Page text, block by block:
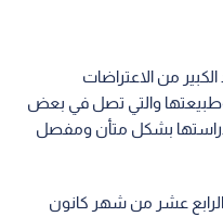
من الاعتراضات
وطبيعتها والتي تصل في بعض
دراستها بشكل متأن ومفصل
الرابع عشر من شهر كانون